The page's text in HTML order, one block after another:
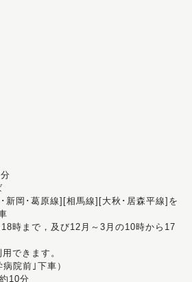
新岡･葛原線][相馬線][大秋･居森平線]を
時まで，及び12月～3月の10時から17
できます。
院前｣下車）
10分